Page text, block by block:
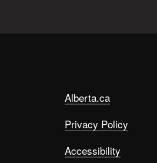
Alberta.ca
Privacy Policy
Accessibility